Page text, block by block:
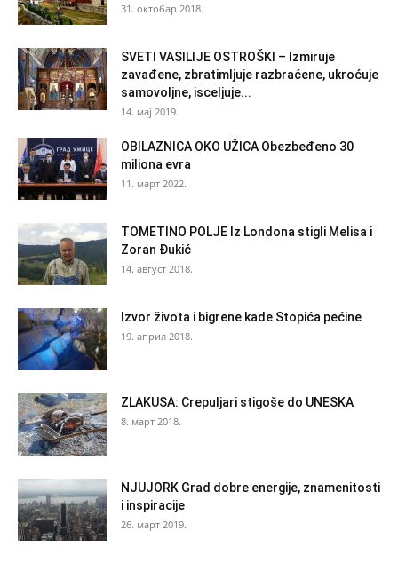
31. октобар 2018.
SVETI VASILIJE OSTROŠKI – Izmiruje
zavađene, zbratimljuje razbraćene, ukroćuje
samovoljne, isceljuje...
14. мај 2019.
OBILAZNICA OKO UŽICA Obezbeđeno 30
miliona evra
11. март 2022.
TOMETINO POLJE Iz Londona stigli Melisa i
Zoran Đukić
14. август 2018.
Izvor života i bigrene kade Stopića pećine
19. април 2018.
ZLAKUSA: Crepuljari stigoše do UNESKA
8. март 2018.
NJUJORK Grad dobre energije, znamenitosti
i inspiracije
26. март 2019.